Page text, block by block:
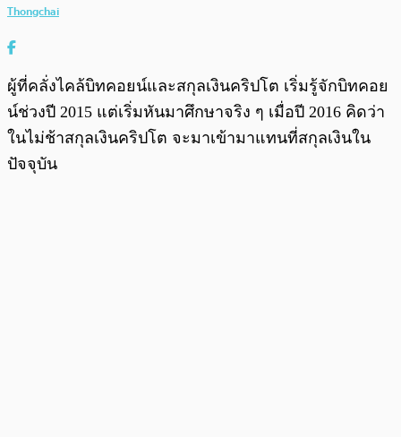
Thongchai
ผู้ที่คลั่งไคล้บิทคอยน์และสกุลเงินคริปโต เริ่มรู้จักบิทคอย
น์ช่วงปี 2015 แต่เริ่มหันมาศึกษาจริง ๆ เมื่อปี 2016 คิดว่า
ในไม่ช้าสกุลเงินคริปโต จะมาเข้ามาแทนที่สกุลเงินใน
ปัจจุบัน